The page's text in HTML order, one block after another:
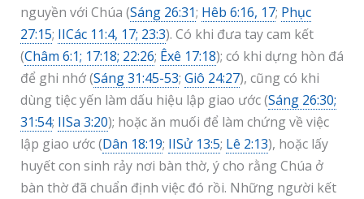
nguyền với Chúa (Sáng 26:31; Hêb 6:16, 17; Phục
27:15; IICác 11:4, 17; 23:3). Có khi đưa tay cam kết
(Châm 6:1; 17:18; 22:26; Êxê 17:18); có khi dựng hòn đá
để ghi nhớ (Sáng 31:45-53; Giô 24:27), cũng có khi
dùng tiệc yến làm dấu hiệu lập giao ước (Sáng 26:30;
31:54; IISa 3:20); hoặc ăn muối để làm chứng về việc
lập giao ước (Dân 18:19; IISử 13:5; Lê 2:13), hoặc lấy
huyết con sinh rảy nơi bàn thờ, ý cho rằng Chúa ở
bàn thờ đã chuẩn định việc đó rồi. Những người kết